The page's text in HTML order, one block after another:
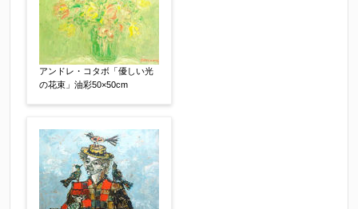
※他社様からご提示された査定額がございました
らお知らせください。その価格が適切かお返事申
し上げます。
作品コンディション
アンドレ・コタボ「優しい光
の花束」油彩50×50cm